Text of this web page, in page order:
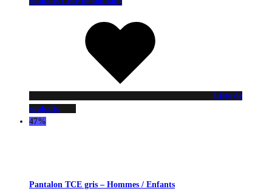
Liste de
souhaits
47%
Pantalon TCE gris – Hommes / Enfants